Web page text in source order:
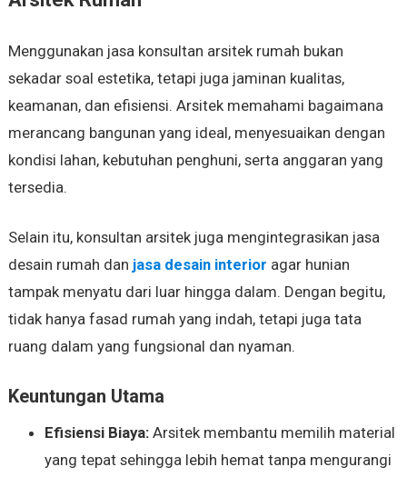
Menggunakan jasa konsultan arsitek rumah bukan
sekadar soal estetika, tetapi juga jaminan kualitas,
keamanan, dan efisiensi. Arsitek memahami bagaimana
merancang bangunan yang ideal, menyesuaikan dengan
kondisi lahan, kebutuhan penghuni, serta anggaran yang
tersedia.
Selain itu, konsultan arsitek juga mengintegrasikan jasa
desain rumah dan jasa desain interior agar hunian
tampak menyatu dari luar hingga dalam. Dengan begitu,
tidak hanya fasad rumah yang indah, tetapi juga tata
ruang dalam yang fungsional dan nyaman.
Keuntungan Utama
Efisiensi Biaya:Arsitek membantu memilih material
yang tepat sehingga lebih hemat tanpa mengurangi